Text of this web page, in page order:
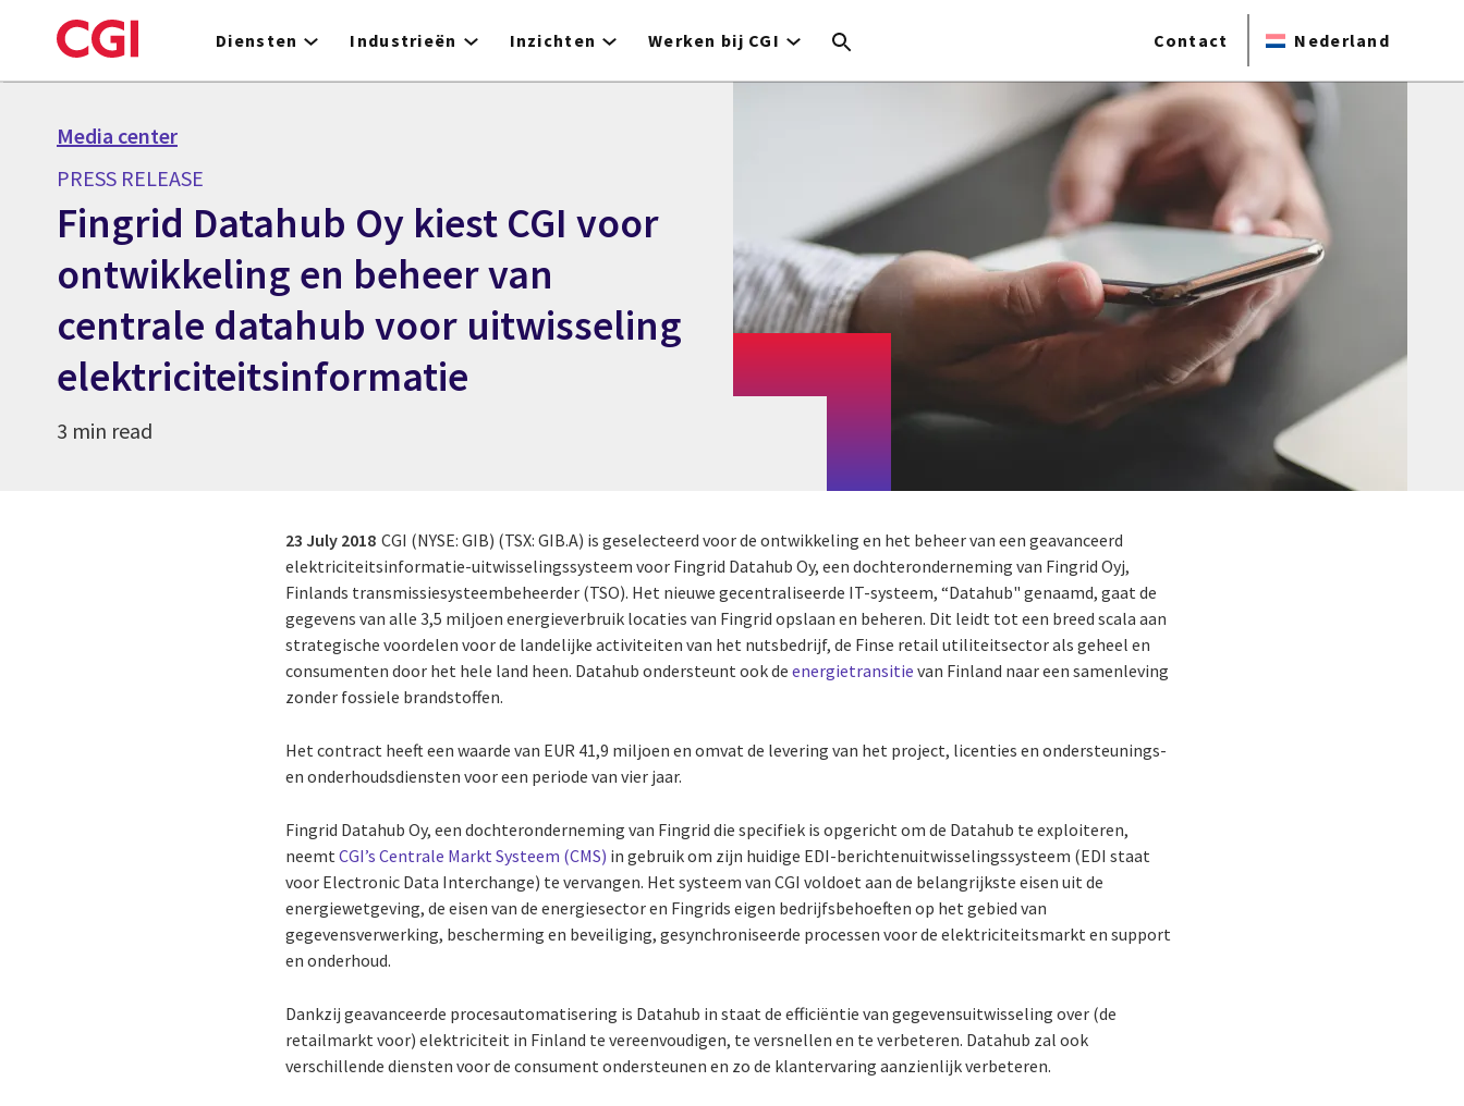
to
Diensten Industrieën Inzichten Werken bij CGI Contact Nederland
Media center
PRESS RELEASE
Fingrid Datahub Oy kiest CGI voor
ontwikkeling en beheer van
centrale datahub voor uitwisseling
elektriciteitsinformatie
3 min read
23 July 2018 CGI (NYSE: GIB) (TSX: GIB.A) is geselecteerd voor de ontwikkeling en het beheer van een geavanceerd
elektriciteitsinformatie-uitwisselingssysteem voor Fingrid Datahub Oy, een dochteronderneming van Fingrid Oyj,
Finlands transmissiesysteembeheerder (TSO). Het nieuwe gecentraliseerde IT-systeem, “Datahub" genaamd, gaat de
gegevens van alle 3,5 miljoen energieverbruik locaties van Fingrid opslaan en beheren. Dit leidt tot een breed scala aan
strategische voordelen voor de landelijke activiteiten van het nutsbedrijf, de Finse retail utiliteitsector als geheel en
consumenten door het hele land heen. Datahub ondersteunt ook deenergietransitie van Finland naar een samenleving
zonder fossiele brandstoffen.
Het contract heeft een waarde van EUR 41,9 miljoen en omvat de levering van het project, licenties en ondersteunings-
en onderhoudsdiensten voor een periode van vier jaar.
Fingrid Datahub Oy, een dochteronderneming van Fingrid die specifiek is opgericht om de Datahub te exploiteren,
neemtCGI’s Centrale Markt Systeem (CMS) in gebruik om zijn huidige EDI-berichtenuitwisselingssysteem (EDI staat
voor Electronic Data Interchange) te vervangen. Het systeem van CGI voldoet aan de belangrijkste eisen uit de
energiewetgeving, de eisen van de energiesector en Fingrids eigen bedrijfsbehoeften op het gebied van
gegevensverwerking, bescherming en beveiliging, gesynchroniseerde processen voor de elektriciteitsmarkt en support
en onderhoud.
Dankzij geavanceerde procesautomatisering is Datahub in staat de efficiëntie van gegevensuitwisseling over (de
retailmarkt voor) elektriciteit in Finland te vereenvoudigen, te versnellen en te verbeteren. Datahub zal ook
verschillende diensten voor de consument ondersteunen en zo de klantervaring aanzienlijk verbeteren.